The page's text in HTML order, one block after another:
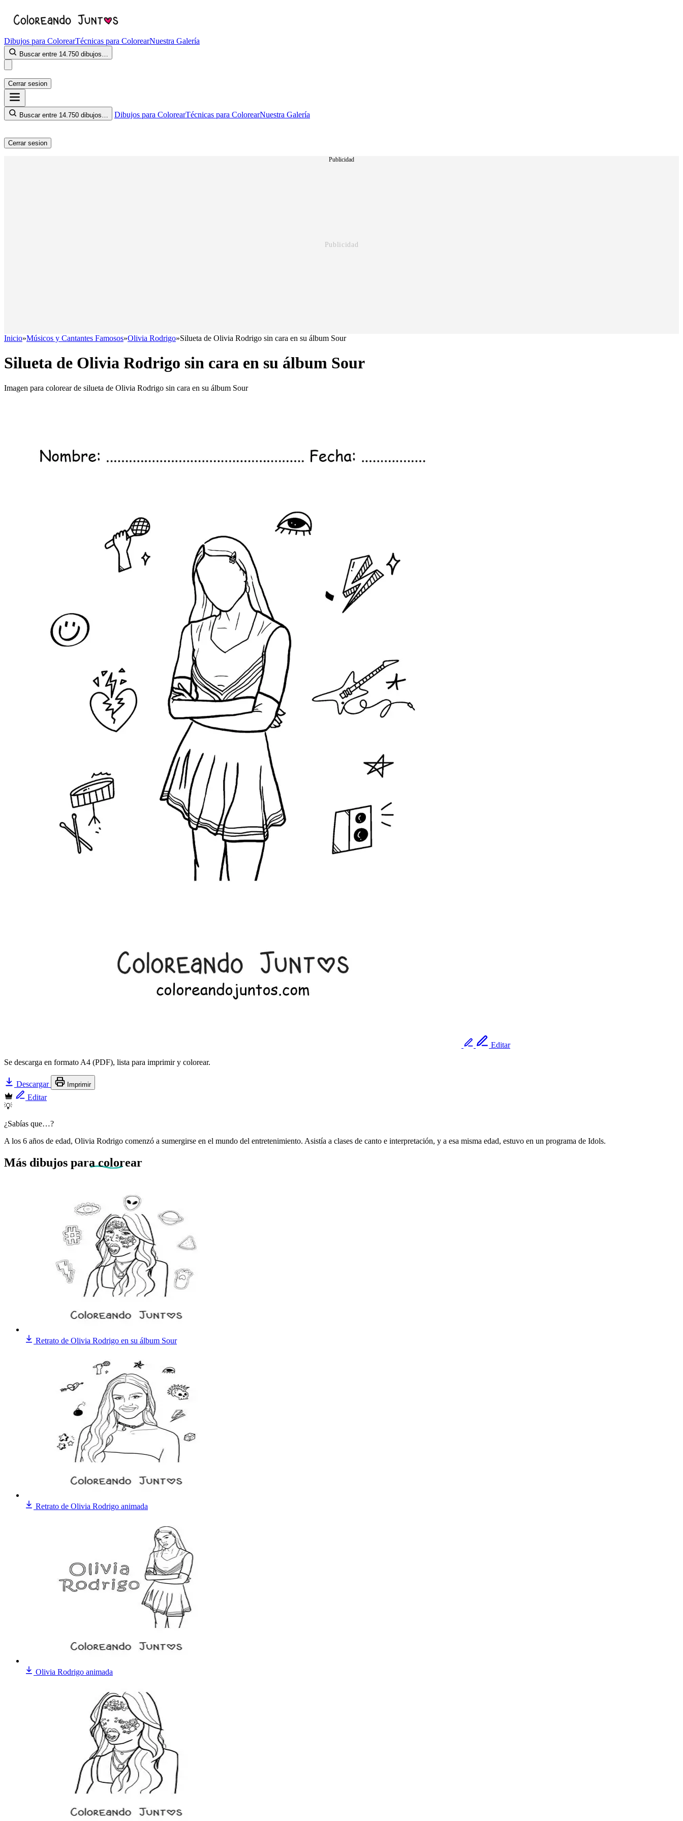
Dibujos para ColorearTécnicas para ColorearNuestra Galería
Buscar entre 14.750 dibujos…
Cerrar sesion
Buscar entre 14.750 dibujos… Dibujos para ColorearTécnicas para ColorearNuestra Galería
Cerrar sesion
Publicidad
Inicio»Músicos y Cantantes Famosos»Olivia Rodrigo»Silueta de Olivia Rodrigo sin cara en su álbum Sour
Silueta de Olivia Rodrigo sin cara en su álbum Sour
Imagen para colorear de silueta de Olivia Rodrigo sin cara en su álbum Sour
Editar
Se descarga en formato A4 (PDF), lista para imprimir y colorear.
Descargar Imprimir
Editar
💡
¿Sabías que…?
A los 6 años de edad, Olivia Rodrigo comenzó a sumergirse en el mundo del entretenimiento. Asistía a clases de canto e interpretación, y a esa misma edad, estuvo en un programa de Idols.
Más dibujos para colorear
Retrato de Olivia Rodrigo en su álbum Sour
Retrato de Olivia Rodrigo animada
Olivia Rodrigo animada